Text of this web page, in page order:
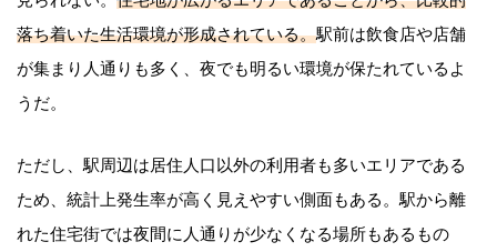
落ち着いた生活環境が形成されている。駅前は飲食店や店舗
が集まり人通りも多く、夜でも明るい環境が保たれているよ
うだ。
ただし、駅周辺は居住人口以外の利用者も多いエリアである
ため、統計上発生率が高く見えやすい側面もある。駅から離
れた住宅街では夜間に人通りが少なくなる場所もあるもの